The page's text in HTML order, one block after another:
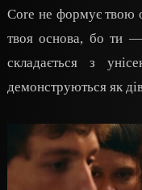
Core не формує твою
твоя основа, бо ти
складається з
демонструються як